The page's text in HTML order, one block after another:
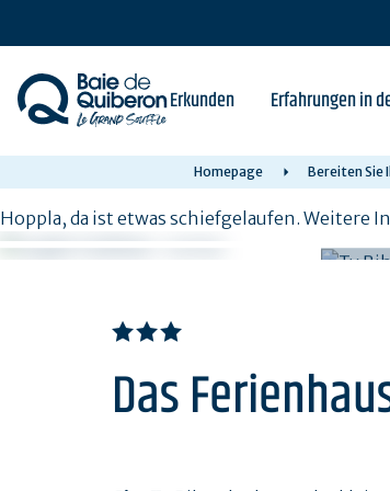
content
Erkunden Erfahrungen in
Homepage Bereiten Sie
Hoppla, da ist etwas schiefgelaufen. Weitere
Das